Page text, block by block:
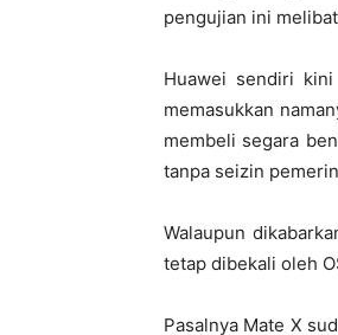
pengujian ini
Huawei sendiri
memasukkan
membeli segara
tanpa seizin
Walaupun
tetap dibekali oleh
Pasalnya Mate X